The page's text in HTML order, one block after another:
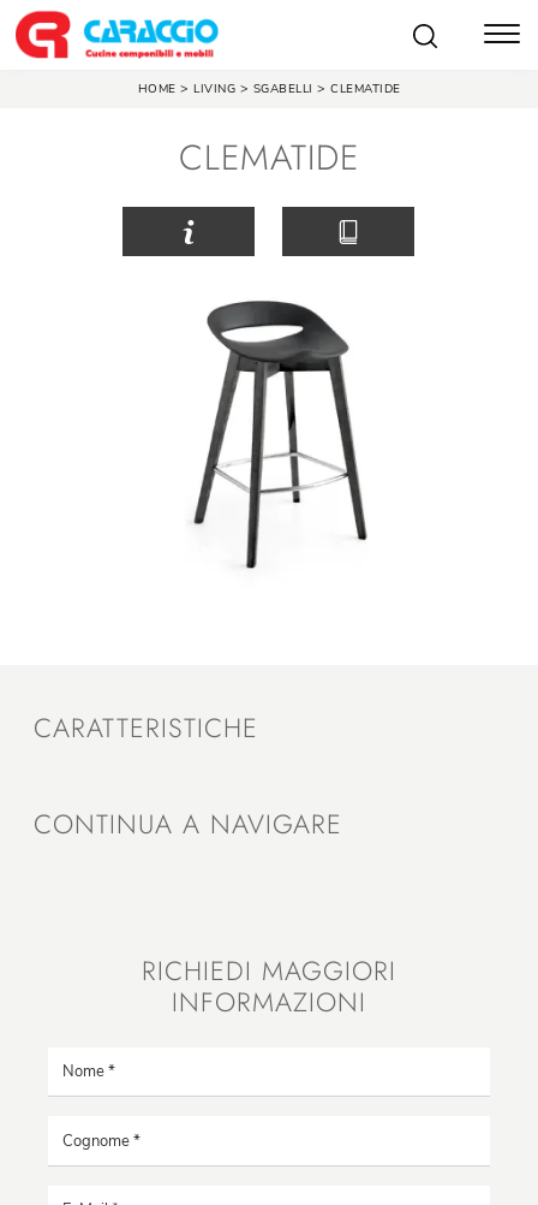
HOME > LIVING > SGABELLI > CLEMATIDE
CLEMATIDE
CARATTERISTICHE
CONTINUA A NAVIGARE
RICHIEDI MAGGIORI
INFORMAZIONI